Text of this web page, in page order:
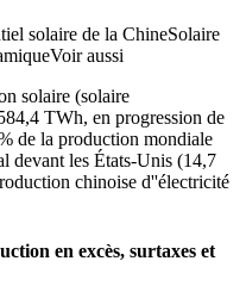
solaire de la ChineSolaire
aussi
solaire (solaire
TWh, en progression de
de la production mondiale
devant les États-Unis (14,7
chinoise d''électricité
en excès, surtaxes et